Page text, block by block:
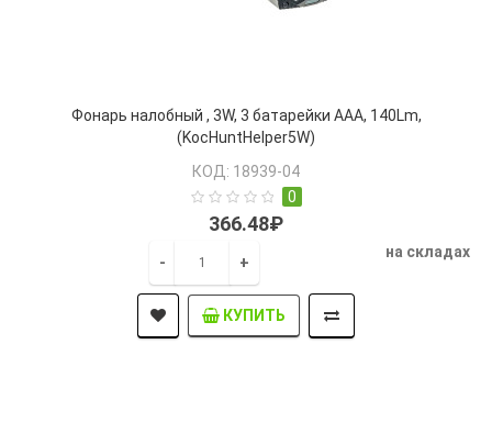
Фонарь налобный , 3W, 3 батарейки ААА, 140Lm,
(KocHuntHelper5W)
КОД: 18939-04
0
366.48₽
- +
на складах
КУПИТЬ